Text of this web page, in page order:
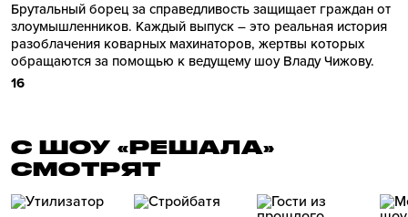
Брутальный борец за справедливость защищает граждан от
злоумышленников. Каждый выпуск – это реальная история
разоблачения коварных махинаторов, жертвы которых
обращаются за помощью к ведущему шоу Владу Чижову.
16
С ШОУ «РЕШАЛА»
СМОТРЯТ